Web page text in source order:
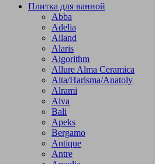
Плитка для ванной
Abba
Adelia
Ailand
Alaris
Algorithm
Allure Alma Ceramica
Alta/Harisma/Anatoly
Alrami
Alva
Bali
Apeks
Bergamo
Antique
Antre